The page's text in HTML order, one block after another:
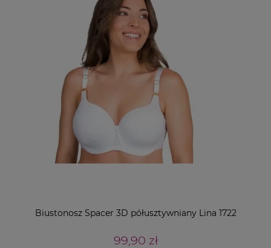
Biustonosz Spacer 3D półusztywniany Lina 1722
99,90 zł